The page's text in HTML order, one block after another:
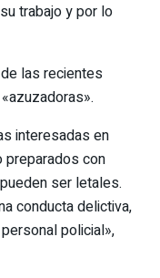
trabajo y por lo
las recientes
interesadas en
preparados con
ser letales.
conducta delictiva,
policial»,